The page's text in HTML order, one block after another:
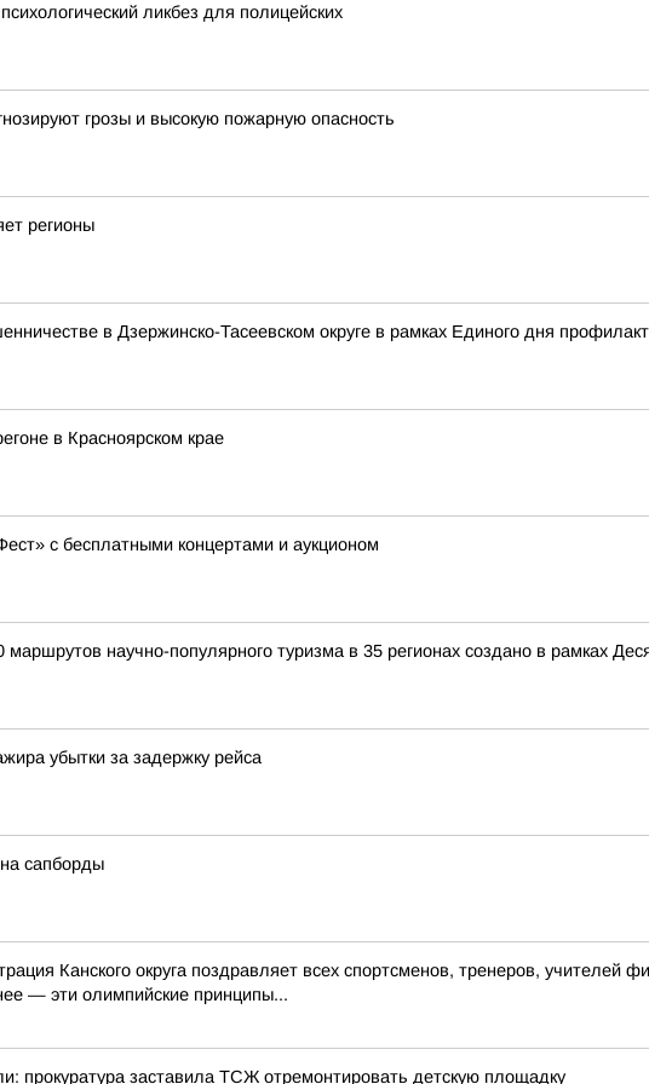
ликбез для полицейских
грозы и высокую пожарную опасность
регионы
в Дзержинско-Тасеевском округе в рамках Единого дня
в Красноярском крае
с бесплатными концертами и аукционом
научно-популярного туризма в 35 регионах создано в рамках
убытки за задержку рейса
сапборды
Канского округа поздравляет всех спортсменов, тренеров, учителей
— эти олимпийские принципы...
прокуратура заставила ТСЖ отремонтировать детскую площадку